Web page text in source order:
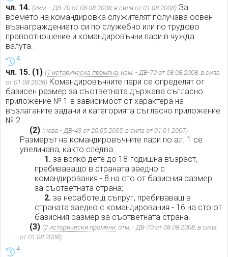
чл. 14. (изм. - ДВ-70 от 08.08.2008, в сила от 01.08.2008) За
времето на командировка служителят получава освен
възнаграждението си по служебно или по трудово
правоотношение и командировъчни пари в чужда
валута.
4
чл. 15. (1) (1 историческа промяна, изм. - ДВ-70 от 08.08.2008, в сила
от 01.08.2008) Командировъчните пари се определят от
базисен размер за съответната държава съгласно
приложение № 1 в зависимост от характера на
възлаганите задачи и категорията съгласно приложение
№ 2.
(2) (нова - ДВ-43 от 20.05.2005, в сила от 01.01.2007)
Размерът на командировъчните пари по ал. 1 се
увеличава, както следва:
1.за всяко дете до 18-годишна възраст,
пребиваващо в страната заедно с
командирования - 8 на сто от базисния размер
за съответната страна;
2.за неработещ съпруг, пребиваващ в
страната заедно с командирования - 16 на сто от
базисния размер за съответната страна.
(3) (2 исторически промени, отм. - ДВ-70 от 08.08.2008, в сила
от 01.08.2008)
4